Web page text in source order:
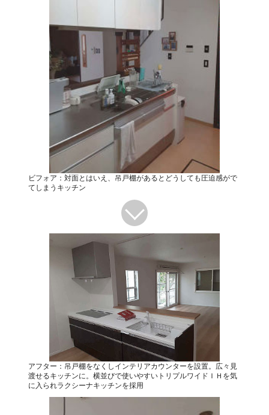
ビフォア：対面とはいえ、吊戸棚があるとどうしても圧迫感がで
てしまうキッチン
アフター：吊戸棚をなくしインテリアカウンターを設置。広々見
渡せるキッチンに。横並びで使いやすいトリプルワイドＩＨを気
に入られラクシーナキッチンを採用